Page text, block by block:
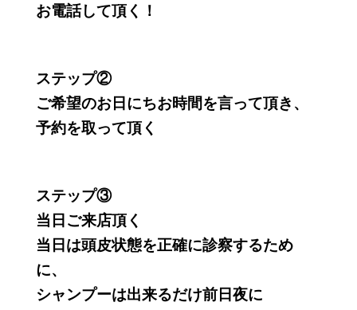
お電話して頂く！
ステップ②
ご希望のお日にちお時間を言って頂き、
予約を取って頂く
ステップ③
当日ご来店頂く
当日は頭皮状態を正確に診察するため
に、
シャンプーは出来るだけ前日夜に